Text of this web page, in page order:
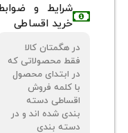
شرایط و ضوابط
خرید اقساطی
محصولاتی که
ابتدای محصول
شده اند و در